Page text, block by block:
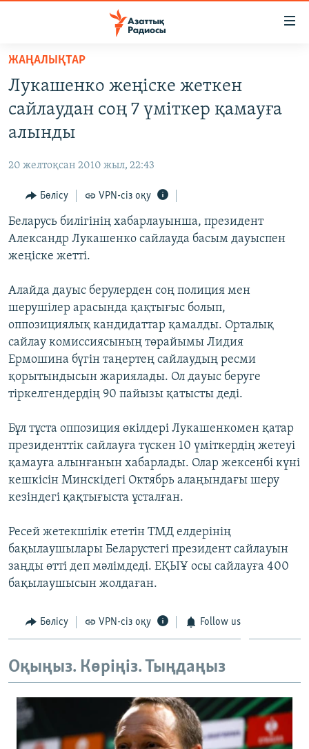
Skip
main
content
to
main
Search
САЯСАТ
AZATTYQTV
АДАМ ҚҰҚЫҚТАРЫ
ӘЛЕУМЕТ
ӘЛЕМ
АРНАЙЫ ЖОБАЛАР
Русский
ЖАЗЫЛЫҢЫЗ
Басқа тілдерде
ЖАҢАЛЫҚТАР
Лукашенко жеңіске жеткен
сайлаудан соң 7 үміткер қамауға
алынды
20 желтоқсан 2010 жыл, 22:43
Бөлісу VPN-сіз оқу
Беларусь билігінің хабарлауынша, президент
Александр Лукашенко сайлауда басым дауыспен
жеңіске жетті.
Алайда дауыс берулерден соң полиция мен
шерушілер арасында қақтығыс болып,
оппозициялық кандидаттар қамалды. Орталық
сайлау комиссиясының төрайымы Лидия
Ермошина бүгін таңертең сайлаудың ресми
қорытындысын жариялады. Ол дауыс беруге
тіркелгендердің 90 пайызы қатысты деді.
Бұл тұста оппозиция өкілдері Лукашенкомен қатар
президенттік сайлауға түскен 10 үміткердің жетеуі
қамауға алынғанын хабарлады. Олар жексенбі күні
кешкісін Минскідегі Октябрь алаңындағы шеру
кезіндегі қақтығыста ұсталған.
Ресей жетекшілік ететін ТМД елдерінің
бақылаушылары Беларустегі президент сайлауын
заңды өтті деп мәлімдеді. ЕҚЫҰ осы сайлауға 400
бақылаушысын жолдаған.
Бөлісу VPN-сіз оқу Follow us
Оқыңыз. Көріңіз. Тыңдаңыз